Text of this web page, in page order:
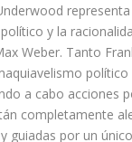
y la
Weber. Tanto
a cabo acciones
completamente
guiadas por un